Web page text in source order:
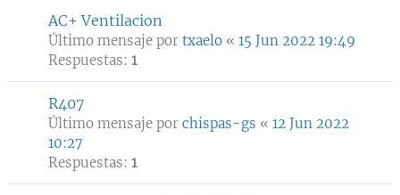
AC+ Ventilacion
Último mensaje por txaelo « 15 Jun 2022 19:49
Respuestas: 1
R407
Último mensaje por chispas-gs « 12 Jun 2022
10:27
Respuestas: 1